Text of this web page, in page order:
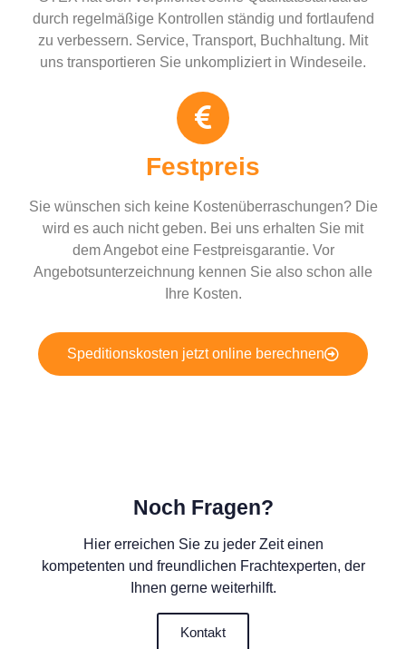
durch regelmäßige Kontrollen ständig und fortlaufend
zu verbessern. Service, Transport, Buchhaltung. Mit
uns transportieren Sie unkompliziert in Windeseile.
Festpreis
Sie wünschen sich keine Kostenüberraschungen? Die
wird es auch nicht geben. Bei uns erhalten Sie mit
dem Angebot eine Festpreisgarantie. Vor
Angebotsunterzeichnung kennen Sie also schon alle
Ihre Kosten.
Speditionskosten jetzt online berechnen
Noch Fragen?
Hier erreichen Sie zu jeder Zeit einen
kompetenten und freundlichen Frachtexperten, der
Ihnen gerne weiterhilft.
Kontakt